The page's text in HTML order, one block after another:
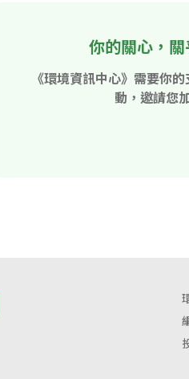
你的關心，
《環境資訊中心》需要你
動，邀請您